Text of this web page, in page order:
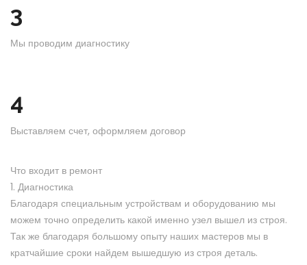
3
Мы проводим диагностику
4
Выставляем счет, оформляем договор
Что входит в ремонт
1. Диагностика
Благодаря специальным устройствам и оборудованию мы
можем точно определить какой именно узел вышел из строя.
Так же благодаря большому опыту наших мастеров мы в
кратчайшие сроки найдем вышедшую из строя деталь.